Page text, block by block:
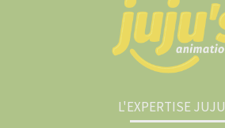
L'EXPERTISE